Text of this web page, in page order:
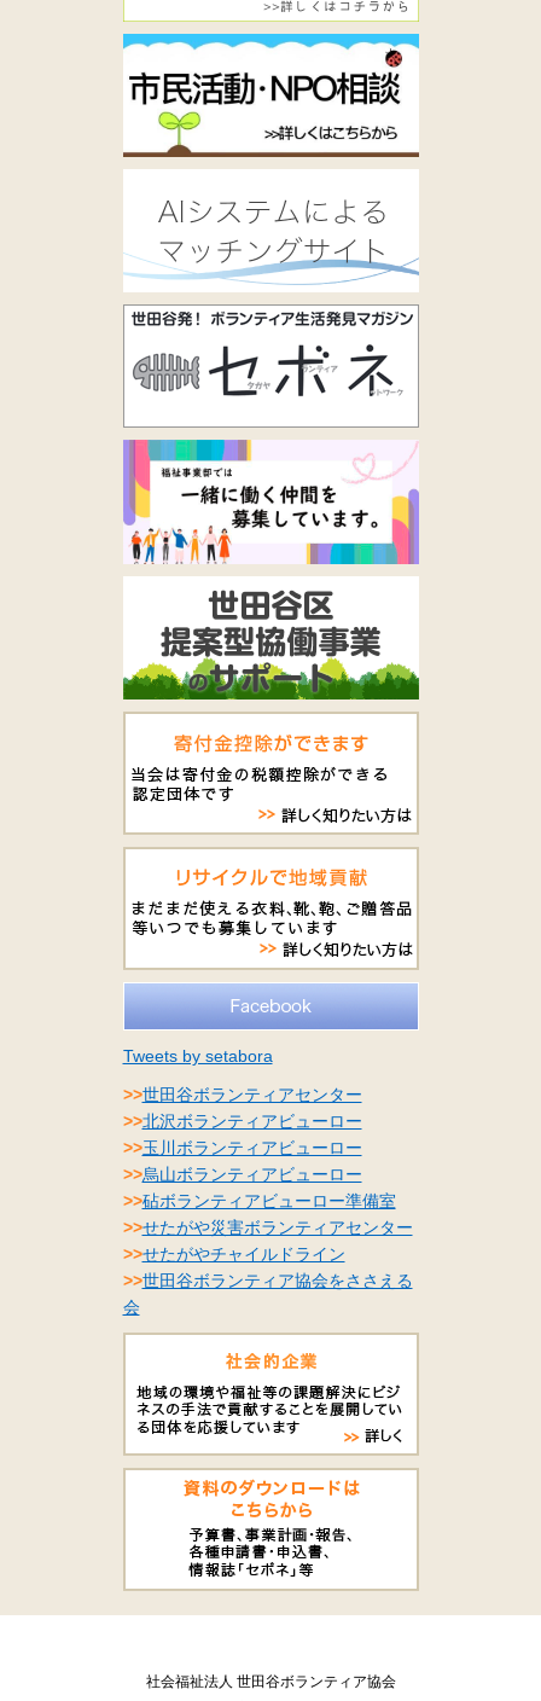
Tweets by setabora
>>世田谷ボランティアセンター
>>北沢ボランティアビューロー
>>玉川ボランティアビューロー
>>烏山ボランティアビューロー
>>砧ボランティアビューロー準備室
>>せたがや災害ボランティアセンター
>>せたがやチャイルドライン
>>世田谷ボランティア協会をささえる
会
社会福祉法人 世田谷ボランティア協会